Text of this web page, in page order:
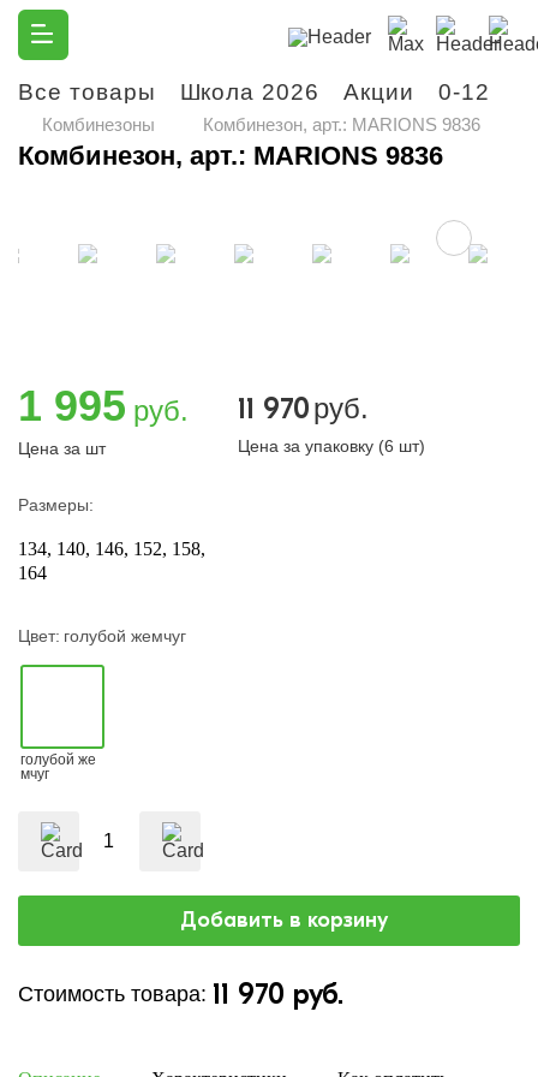
Все товары Школа 2026 Акции 0-12
Комбинезоны Комбинезон, арт.: MARIONS 9836
Комбинезон, арт.: MARIONS 9836
1 995 руб.
Цена за шт
11 970руб.
Цена за упаковку (6 шт)
Размеры:
134 140 146 152 158
164
Цвет: голубой жемчуг
голубой же
мчуг
Стоимость товара: 11 970 руб.